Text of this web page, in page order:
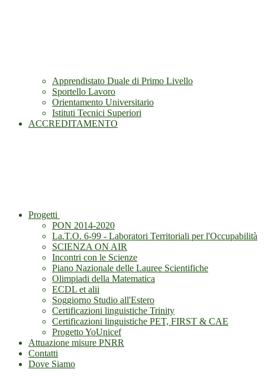
Apprendistato Duale di Primo Livello
Sportello Lavoro
Orientamento Universitario
Istituti Tecnici Superiori
ACCREDITAMENTO
Progetti
PON 2014-2020
La.T.O. 6-99 - Laboratori Territoriali per l'Occupabilità
SCIENZA ON AIR
Incontri con le Scienze
Piano Nazionale delle Lauree Scientifiche
Olimpiadi della Matematica
ECDL et alii
Soggiorno Studio all'Estero
Certificazioni linguistiche Trinity
Certificazioni linguistiche PET, FIRST & CAE
Progetto YoUnicef
Attuazione misure PNRR
Contatti
Dove Siamo